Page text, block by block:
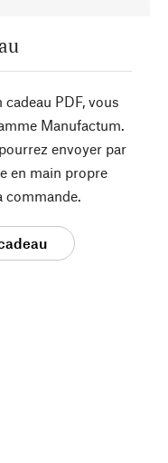
PDF, vous
Manufactum.
envoyer par
en main propre
commande.